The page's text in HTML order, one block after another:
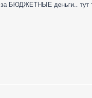
за БЮДЖЕТНЫЕ деньги.. тут